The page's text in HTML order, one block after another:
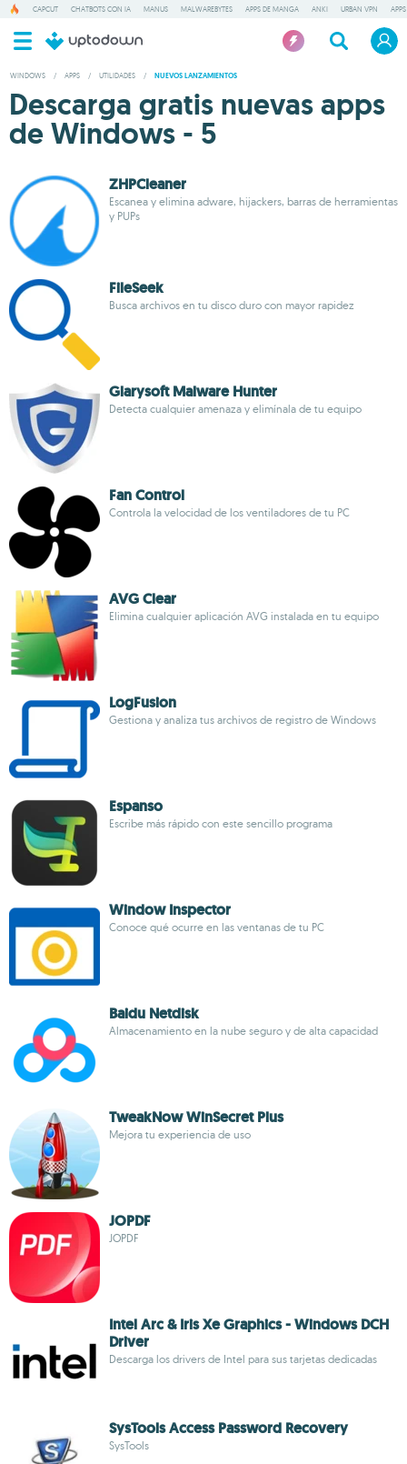
CAPCUT CHATBOTS CON IA MANUS MALWAREBYTES APPS DE MANGA ANKI URBAN VPN
WINDOWS / APPS / UTILIDADES / NUEVOS LANZAMIENTOS
Descarga gratis nuevas apps
de Windows - 5
ZHPCleaner
Escanea y elimina adware, hijackers, barras de herramientas
y PUPs
FileSeek
Busca archivos en tu disco duro con mayor rapidez
Glarysoft Malware Hunter
Detecta cualquier amenaza y elimínala de tu equipo
Fan Control
Controla la velocidad de los ventiladores de tu PC
AVG Clear
Elimina cualquier aplicación AVG instalada en tu equipo
LogFusion
Gestiona y analiza tus archivos de registro de Windows
Espanso
Escribe más rápido con este sencillo programa
Window Inspector
Conoce qué ocurre en las ventanas de tu PC
Baidu Netdisk
Almacenamiento en la nube seguro y de alta capacidad
TweakNow WinSecret Plus
Mejora tu experiencia de uso
JOPDF
JOPDF
Intel Arc & Iris Xe Graphics - Windows DCH
Driver
Descarga los drivers de Intel para sus tarjetas dedicadas
SysTools Access Password Recovery
SysTools